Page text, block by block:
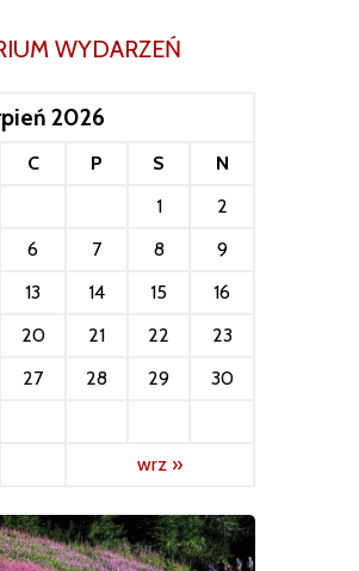
WYDARZEŃ
2026
C P S
N
1
2
6 7 8
9
13 14 15
16
20 21 22
23
27 28 29
30
wrz »